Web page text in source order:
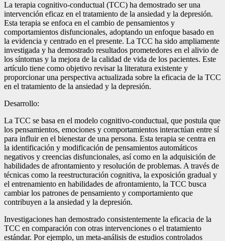
La terapia cognitivo-conductual (TCC) ha demostrado ser una
intervención eficaz en el tratamiento de la ansiedad y la depresión.
Esta terapia se enfoca en el cambio de pensamientos y
comportamientos disfuncionales, adoptando un enfoque basado en
la evidencia y centrado en el presente. La TCC ha sido ampliamente
investigada y ha demostrado resultados prometedores en el alivio de
los síntomas y la mejora de la calidad de vida de los pacientes. Este
artículo tiene como objetivo revisar la literatura existente y
proporcionar una perspectiva actualizada sobre la eficacia de la TCC
en el tratamiento de la ansiedad y la depresión.
Desarrollo:
La TCC se basa en el modelo cognitivo-conductual, que postula que
los pensamientos, emociones y comportamientos interactúan entre sí
para influir en el bienestar de una persona. Esta terapia se centra en
la identificación y modificación de pensamientos automáticos
negativos y creencias disfuncionales, así como en la adquisición de
habilidades de afrontamiento y resolución de problemas. A través de
técnicas como la reestructuración cognitiva, la exposición gradual y
el entrenamiento en habilidades de afrontamiento, la TCC busca
cambiar los patrones de pensamiento y comportamiento que
contribuyen a la ansiedad y la depresión.
Investigaciones han demostrado consistentemente la eficacia de la
TCC en comparación con otras intervenciones o el tratamiento
estándar. Por ejemplo, un meta-análisis de estudios controlados